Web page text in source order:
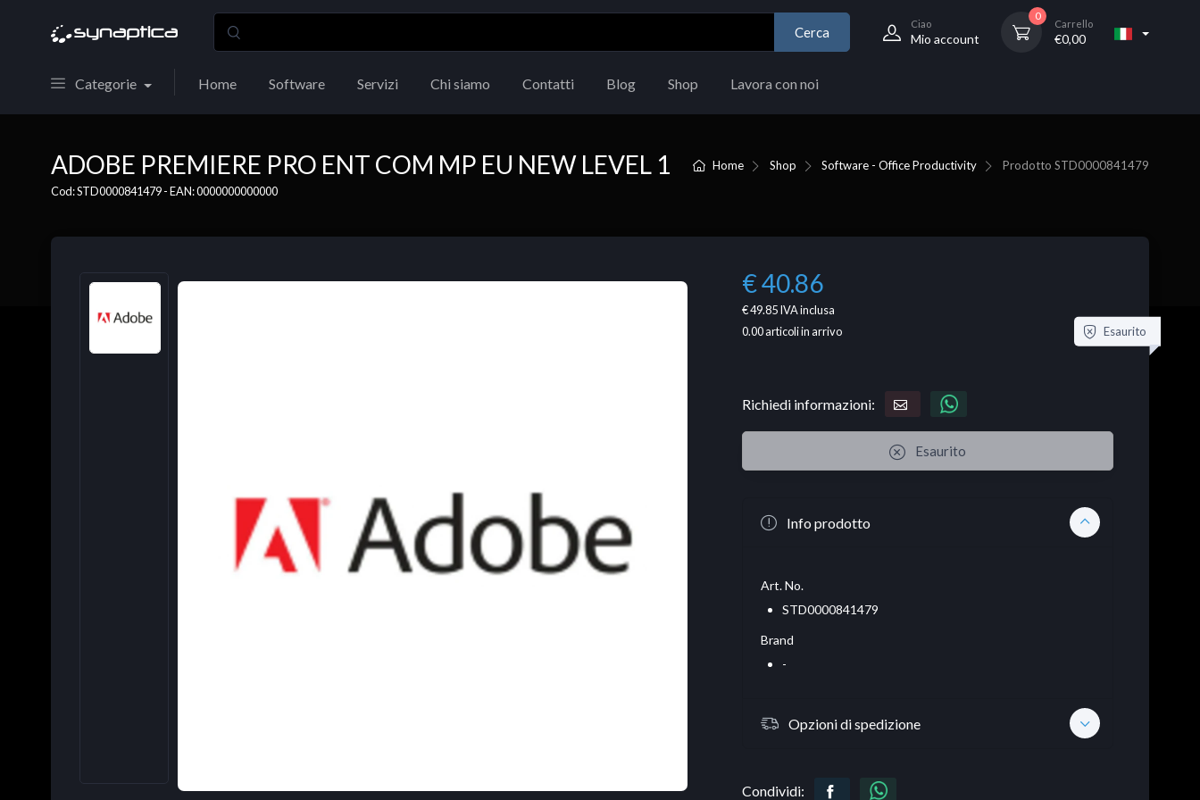
Cerca
Ciao
Mio account
0
Carrello
€0,00
Categorie Home Software Servizi Chi siamo Contatti Blog Shop Lavora con noi
Home Shop Software - Office Productivity Prodotto STD0000841479
ADOBE PREMIERE PRO ENT COM MP EU NEW LEVEL 1
Cod: STD0000841479 - EAN: 0000000000000
€ 40.86
€ 49.85IVA inclusa
0.00articoli in arrivo Esaurito
Richiedi informazioni:
Esaurito
Info prodotto
Art. No.
STD0000841479
Brand
-
Opzioni di spedizione
Condividi: